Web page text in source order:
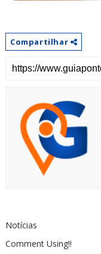
Compartilhar
Notícias
Comment Using!!